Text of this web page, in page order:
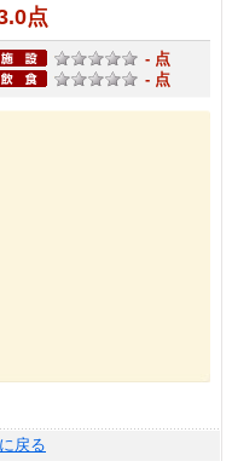
点
- 点
- 点
戻る